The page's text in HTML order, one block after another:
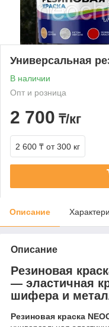
Универсальная
В наличии
Опт и розница
2 700 ₸/кг
2 600 ₸ от 300 кг
Описание
Описание
Резиновая
— эластичная
шифера и
Резиновая краска